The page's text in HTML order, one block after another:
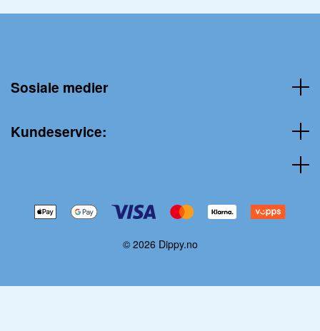
Sosiale medier
Kundeservice:
© 2026 Dippy.no